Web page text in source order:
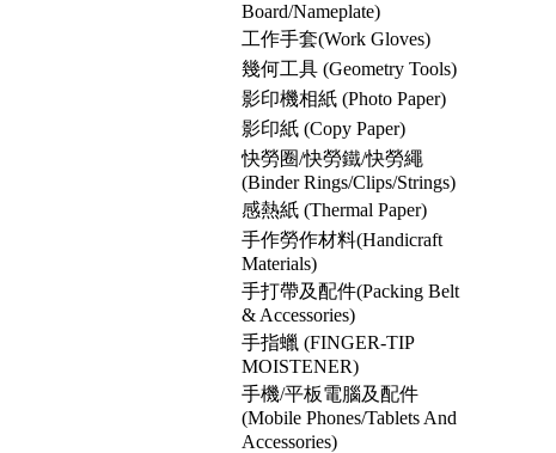
Board/Nameplate)
工作手套(Work Gloves)
幾何工具 (Geometry Tools)
影印機相紙 (Photo Paper)
影印紙 (Copy Paper)
快勞圈/快勞鐵/快勞繩
(Binder Rings/Clips/Strings)
感熱紙 (Thermal Paper)
手作勞作材料(Handicraft
Materials)
手打帶及配件(Packing Belt
& Accessories)
手指蠟 (FINGER-TIP
MOISTENER)
手機/平板電腦及配件
(Mobile Phones/Tablets And
Accessories)